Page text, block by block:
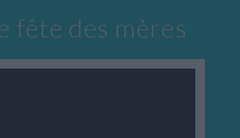
fête des mères